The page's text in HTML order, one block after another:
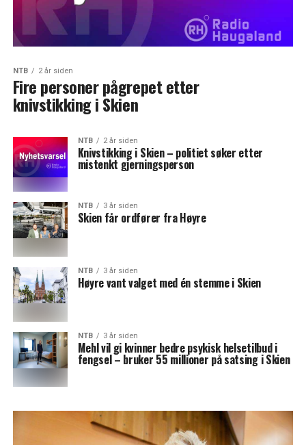
NTB 2 år siden
Fire personer pågrepet etter
knivstikking i Skien
NTB 2 år siden
Knivstikking i Skien – politiet søker etter
mistenkt gjerningsperson
NTB 3 år siden
Skien får ordfører fra Høyre
NTB 3 år siden
Høyre vant valget med én stemme i Skien
NTB 3 år siden
Mehl vil gi kvinner bedre psykisk helsetilbud i
fengsel – bruker 55 millioner på satsing i Skien